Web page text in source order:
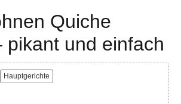
Quiche
pikant und einfach
Hauptgerichte